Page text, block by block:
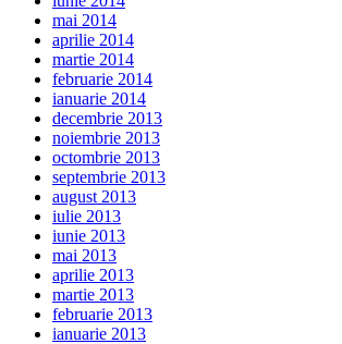
mai 2014
aprilie 2014
martie 2014
februarie 2014
ianuarie 2014
decembrie 2013
noiembrie 2013
octombrie 2013
septembrie 2013
august 2013
iulie 2013
iunie 2013
mai 2013
aprilie 2013
martie 2013
februarie 2013
ianuarie 2013